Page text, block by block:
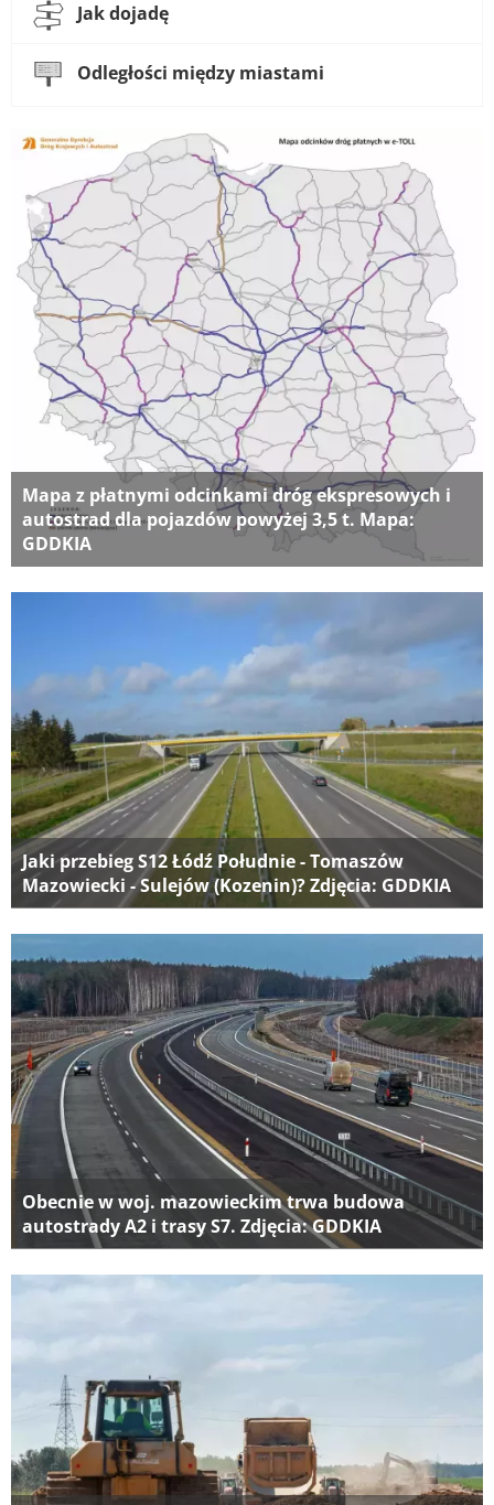
Jak dojadę
Odległości między miastami
Mapa z płatnymi odcinkami dróg ekspresowych i
autostrad dla pojazdów powyżej 3,5 t. Mapa:
GDDKIA
Jaki przebieg S12 Łódź Południe - Tomaszów
Mazowiecki - Sulejów (Kozenin)? Zdjęcia: GDDKIA
Obecnie w woj. mazowieckim trwa budowa
autostrady A2 i trasy S7. Zdjęcia: GDDKIA